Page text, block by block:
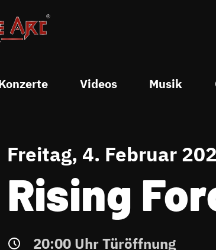
Konzerte Videos Musik
Freitag, 4. Februar
Rising
20:00 Uhr Türöffnung